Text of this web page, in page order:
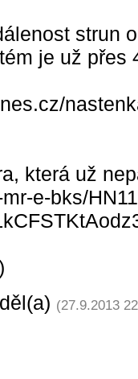
strun
je už přes
která už
e-bks/
(27.9.2013